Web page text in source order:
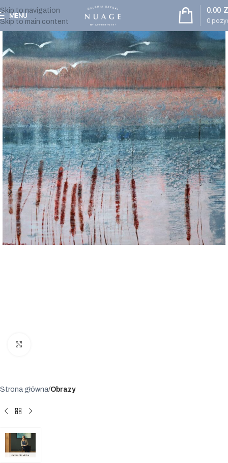
Skip to navigation
Skip to main content
MENU
0
0.00
Strona główna Obrazy